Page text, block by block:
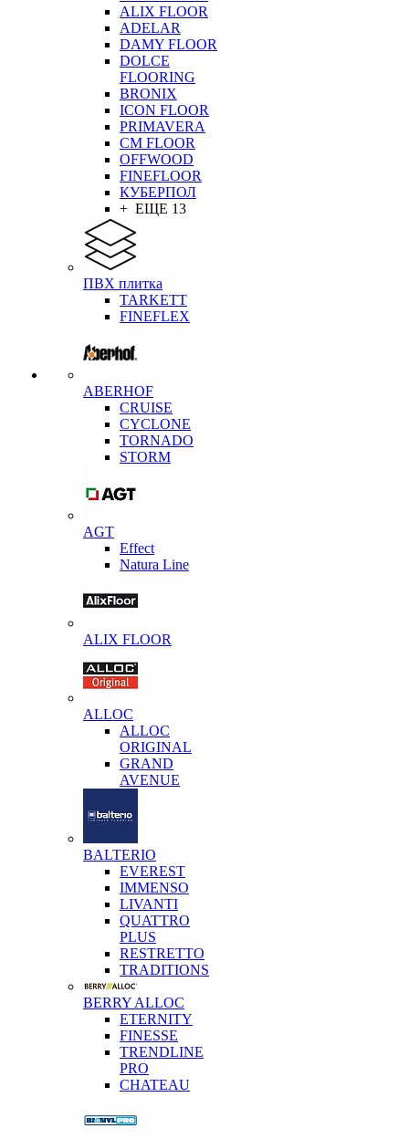
ALIX FLOOR
ADELAR
DAMY FLOOR
DOLCE
FLOORING
BRONIX
ICON FLOOR
PRIMAVERA
CM FLOOR
OFFWOOD
FINEFLOOR
КУБЕРПОЛ
+ ЕЩЕ 13
ПВХ плитка
TARKETT
FINEFLEX
ABERHOF
CRUISE
CYCLONE
TORNADO
STORM
AGT
Effect
Natura Line
ALIX FLOOR
ALLOC
ALLOC
ORIGINAL
GRAND
AVENUE
BALTERIO
EVEREST
IMMENSO
LIVANTI
QUATTRO
PLUS
RESTRETTO
TRADITIONS
BERRY ALLOC
ETERNITY
FINESSE
TRENDLINE
PRO
CHATEAU